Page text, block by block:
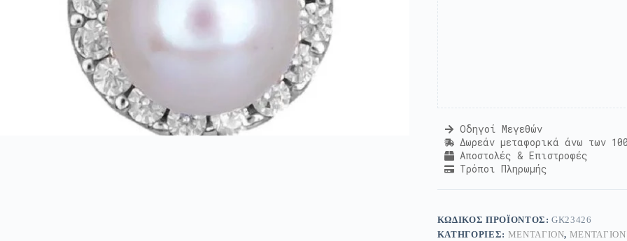
Οδηγοί Μεγεθών
Δωρεάν μεταφορικά άνω των
Αποστολές & Επιστροφές
Τρόποι Πληρωμής
ΚΩΔΙΚΌΣ ΠΡΟΪΌΝΤΟΣ:GK23426
ΚΑΤΗΓΟΡΊΕΣ: ΜΕΝΤΑΓΙΌΝ,